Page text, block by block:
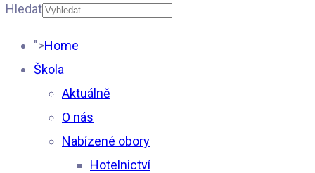
Hledat
characters for results.
">Home
Škola
Aktuálně
O nás
Nabízené obory
Hotelnictví